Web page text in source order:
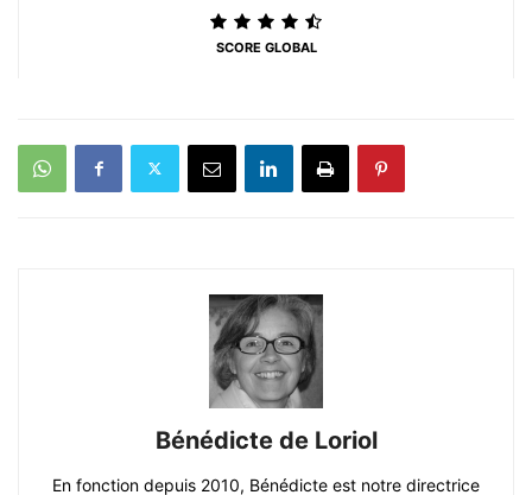
SCORE GLOBAL
Bénédicte de Loriol
En fonction depuis 2010, Bénédicte est notre directrice